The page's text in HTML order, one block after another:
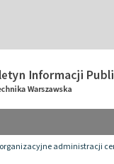
administracji